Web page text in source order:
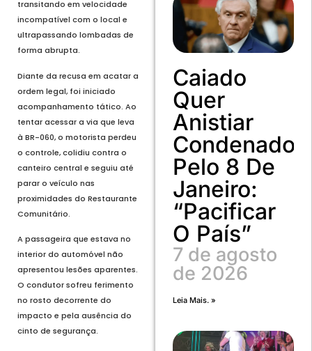
transitando em velocidade
incompatível com o local e
ultrapassando lombadas de
forma abrupta.
Diante da recusa em acatar a
ordem legal, foi iniciado
acompanhamento tático. Ao
tentar acessar a via que leva
à BR-060, o motorista perdeu
o controle, colidiu contra o
canteiro central e seguiu até
parar o veículo nas
proximidades do Restaurante
Comunitário.
A passageira que estava no
interior do automóvel não
apresentou lesões aparentes.
O condutor sofreu ferimento
no rosto decorrente do
impacto e pela ausência do
cinto de segurança.
Caiado
Quer
Anistiar
Condenados
Pelo 8 De
Janeiro:
“Pacificar
O País”
7 de agosto
de 2026
Leia Mais. »